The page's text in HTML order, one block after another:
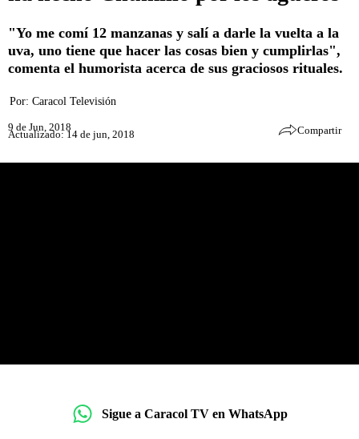
"Yo me comí 12 manzanas y salí a darle la vuelta a la
uva, uno tiene que hacer las cosas bien y cumplirlas",
comenta el humorista acerca de sus graciosos rituales.
Por: Caracol Televisión
9 de Jun, 2018
Actualizado: 14 de jun, 2018 Compartir
Sigue a Caracol TV en WhatsApp